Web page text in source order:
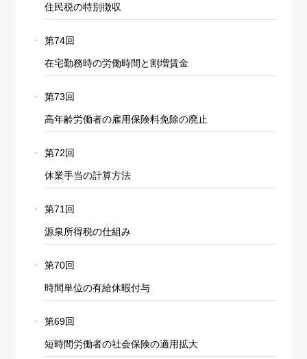
住民税の特別徴収
第74回
在宅勤務時の労働時間と割増賃金
第73回
高年齢労働者の雇用保険料免除の廃止
第72回
休業手当の計算方法
第71回
源泉所得税の仕組み
第70回
時間単位の有給休暇付与
第69回
短時間労働者の社会保険の適用拡大